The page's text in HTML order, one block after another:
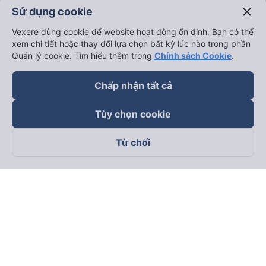
Theo dõi chúng tôi trên
Sử dụng cookie close
Vexere dùng cookie để website hoạt động ổn định. Bạn có thể
xem chi tiết hoặc thay đổi lựa chọn bất kỳ lúc nào trong phần
Quản lý cookie. Tìm hiểu thêm trong Chính sách Cookie.
Chấp nhận tất cả
Tùy chọn cookie
Từ chối